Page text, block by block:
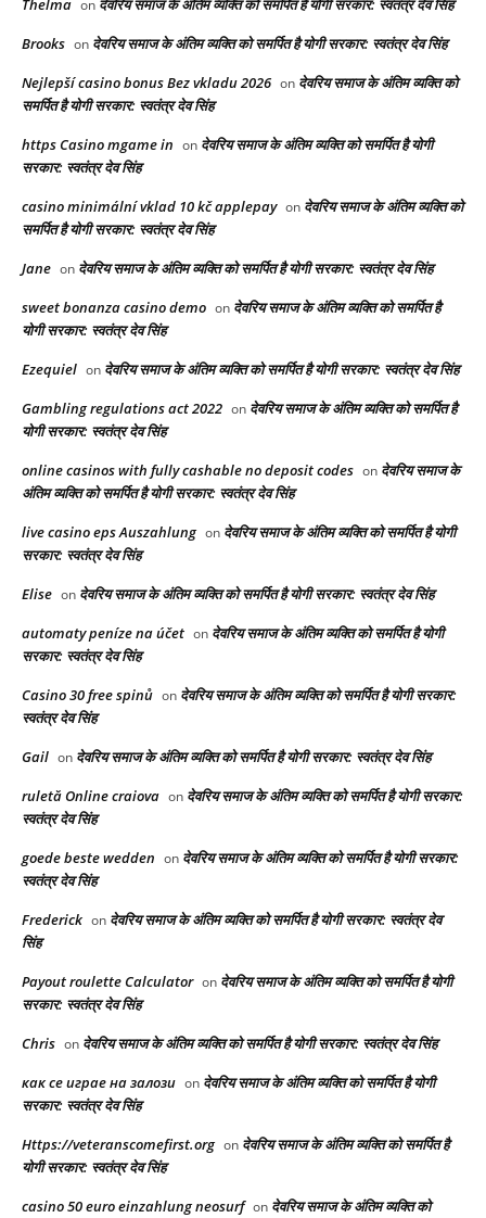
Thelma on देवरिय समाज के अंतिम व्यक्ति को समर्पित है योगी सरकार: स्वतंत्र देव सिंह
Brooks on देवरिय समाज के अंतिम व्यक्ति को समर्पित है योगी सरकार: स्वतंत्र देव सिंह
Nejlepší casino bonus Bez vkladu 2026 on देवरिय समाज के अंतिम व्यक्ति को
समर्पित है योगी सरकार: स्वतंत्र देव सिंह
https Casino mgame in on देवरिय समाज के अंतिम व्यक्ति को समर्पित है योगी
सरकार: स्वतंत्र देव सिंह
casino minimální vklad 10 kč applepay on देवरिय समाज के अंतिम व्यक्ति को
समर्पित है योगी सरकार: स्वतंत्र देव सिंह
Jane on देवरिय समाज के अंतिम व्यक्ति को समर्पित है योगी सरकार: स्वतंत्र देव सिंह
sweet bonanza casino demo on देवरिय समाज के अंतिम व्यक्ति को समर्पित है
योगी सरकार: स्वतंत्र देव सिंह
Ezequiel on देवरिय समाज के अंतिम व्यक्ति को समर्पित है योगी सरकार: स्वतंत्र देव सिंह
Gambling regulations act 2022 on देवरिय समाज के अंतिम व्यक्ति को समर्पित है
योगी सरकार: स्वतंत्र देव सिंह
online casinos with fully cashable no deposit codes on देवरिय समाज के
अंतिम व्यक्ति को समर्पित है योगी सरकार: स्वतंत्र देव सिंह
live casino eps Auszahlung on देवरिय समाज के अंतिम व्यक्ति को समर्पित है योगी
सरकार: स्वतंत्र देव सिंह
Elise on देवरिय समाज के अंतिम व्यक्ति को समर्पित है योगी सरकार: स्वतंत्र देव सिंह
automaty peníze na účet on देवरिय समाज के अंतिम व्यक्ति को समर्पित है योगी
सरकार: स्वतंत्र देव सिंह
Casino 30 free spinů on देवरिय समाज के अंतिम व्यक्ति को समर्पित है योगी सरकार:
स्वतंत्र देव सिंह
Gail on देवरिय समाज के अंतिम व्यक्ति को समर्पित है योगी सरकार: स्वतंत्र देव सिंह
ruletă Online craiova on देवरिय समाज के अंतिम व्यक्ति को समर्पित है योगी सरकार:
स्वतंत्र देव सिंह
goede beste wedden on देवरिय समाज के अंतिम व्यक्ति को समर्पित है योगी सरकार:
स्वतंत्र देव सिंह
Frederick on देवरिय समाज के अंतिम व्यक्ति को समर्पित है योगी सरकार: स्वतंत्र देव
सिंह
Payout roulette Calculator on देवरिय समाज के अंतिम व्यक्ति को समर्पित है योगी
सरकार: स्वतंत्र देव सिंह
Chris on देवरिय समाज के अंतिम व्यक्ति को समर्पित है योगी सरकार: स्वतंत्र देव सिंह
как се играе на залози on देवरिय समाज के अंतिम व्यक्ति को समर्पित है योगी
सरकार: स्वतंत्र देव सिंह
Https://veteranscomefirst.org on देवरिय समाज के अंतिम व्यक्ति को समर्पित है
योगी सरकार: स्वतंत्र देव सिंह
casino 50 euro einzahlung neosurf on देवरिय समाज के अंतिम व्यक्ति को